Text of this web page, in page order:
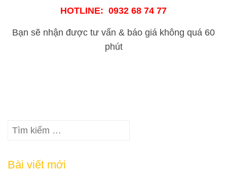
HOTLINE: 0932 68 74 77
Bạn sẽ nhận được tư vấn & báo giá không quá 60
phút
Tìm
Bài viết mới